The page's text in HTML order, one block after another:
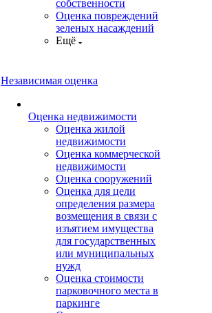
собственности
Оценка повреждений
зеленых насаждений
Ещё
Независимая оценка
Оценка недвижимости
Оценка жилой
недвижимости
Оценка коммерческой
недвижимости
Оценка сооружений
Оценка для цели
определения размера
возмещения в связи с
изъятием имущества
для государственных
или муниципальных
нужд
Оценка стоимости
парковочного места в
паркинге